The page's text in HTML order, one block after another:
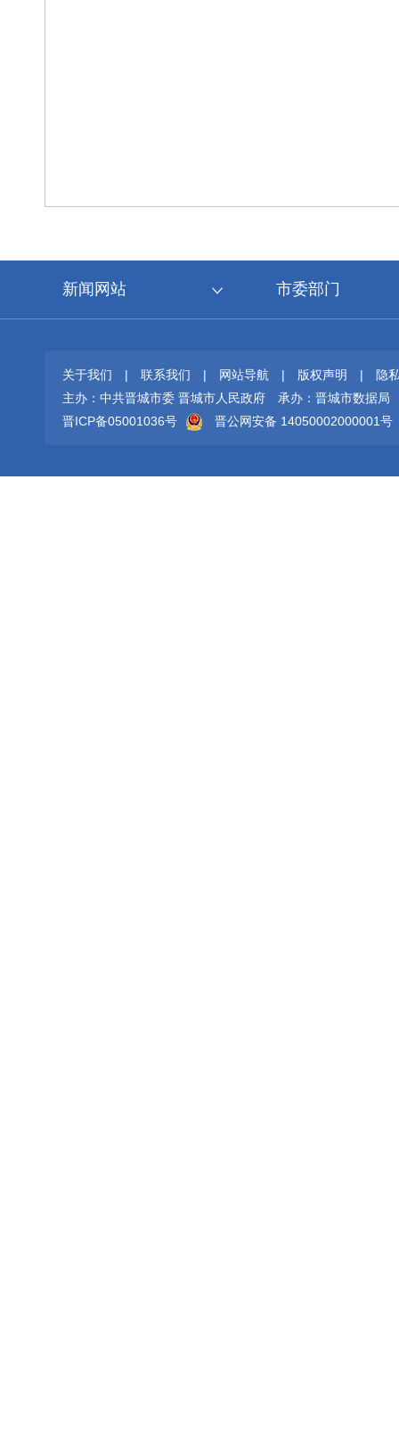
新闻网站 市委部门
关于我们 | 联系我们 | 网站导航 | 版权声明 |
隐
主办：中共晋城市委 晋城市人民政府
承办：晋城市数据局
晋ICP备05001036号
晋公网安备 14050002000001号